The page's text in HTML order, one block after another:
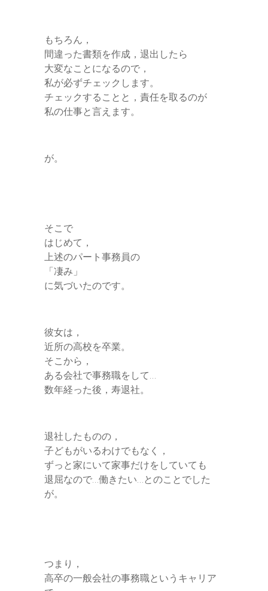
もちろん，
間違った書類を作成，退出したら
大変なことになるので，
私が必ずチェックします。
チェックすることと，責任を取るのが
私の仕事と言えます。
が。
そこで
はじめて，
上述のパート事務員の
「凄み」
に気づいたのです。
彼女は，
近所の高校を卒業。
そこから，
ある会社で事務職をして…
数年経った後，寿退社。
退社したものの，
子どもがいるわけでもなく，
ずっと家にいて家事だけをしていても
退屈なので…働きたい…とのことでした
が。
つまり，
高卒の一般会社の事務職というキャリア